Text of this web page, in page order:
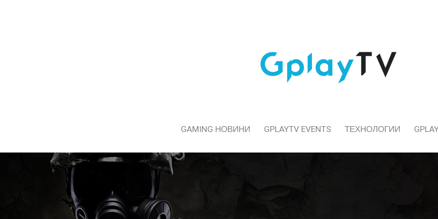
GAMING НОВИНИ GPLAYTV EVENTS ТЕХНОЛОГИИ